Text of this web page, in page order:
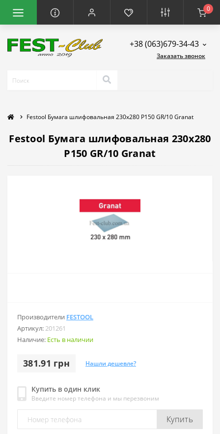
0
+38 (063)679-34-43
Заказать звонок
Festool Бумага шлифовальная 230x280 P150 GR/10 Granat
Festool Бумага шлифовальная 230x280
P150 GR/10 Granat
Производители FESTOOL
Артикул:201261
Наличие: Есть в наличии
381.91 грн Нашли дешевле?
Купить в один клик
Введите номер телефона и мы перезвоним
Купить